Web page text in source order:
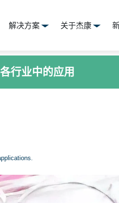
解决方案 关于杰康
行业中的应用